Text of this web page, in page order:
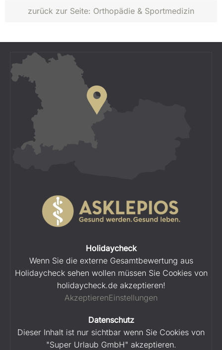
zurück zur Seite: Orthopädie & Sportmedizin
Holidaycheck
Wenn Sie die externe Gesamtbewertung aus
Holidaycheck sehen wollen müssen Sie Cookies von
holidaycheck.de akzeptieren!
AkzeptierenEinstellungen
Datenschutz
Dieser Inhalt ist nur sichtbar wenn Sie Cookies von
"Super Urlaub GmbH" akzeptieren.